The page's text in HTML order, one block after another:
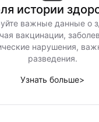
истории
важные данные о
вакцинации,
нарушения,
разведения.
Узнать больше>